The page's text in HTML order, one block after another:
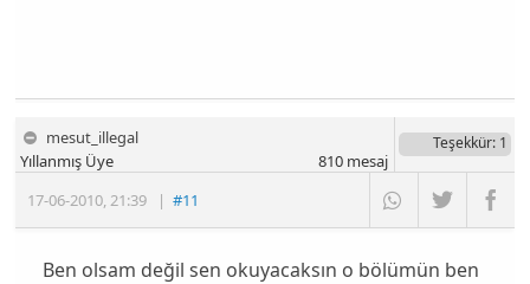
mesut_illegal
17-06-2010,21:39 |#11
Yıllanmış Üye
Teşekkür: 1
810mesaj
Ben olsam değil sen okuyacaksın o bölümün ben